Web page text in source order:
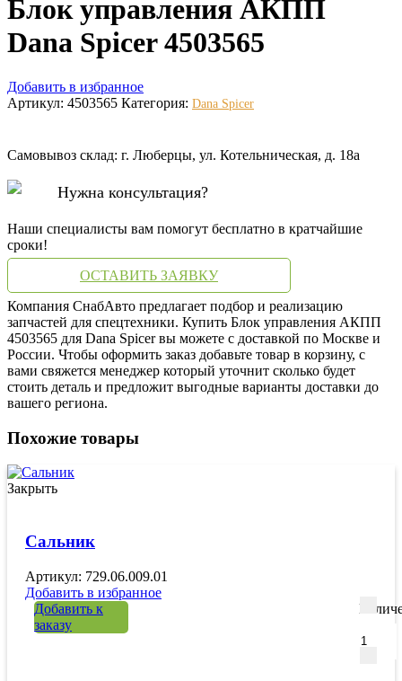
Блок управления АКПП
Dana Spicer 4503565
Добавить в избранное
Артикул: 4503565 Категория: Dana Spicer
Самовывоз склад: г. Люберцы, ул. Котельническая, д. 18а
Нужна консультация?
Наши специалисты вам помогут бесплатно в кратчайшие
сроки!
ОСТАВИТЬ ЗАЯВКУ
Компания СнабАвто предлагает подбор и реализацию
запчастей для спецтехники. Купить Блок управления АКПП
4503565 для Dana Spicer вы можете с доставкой по Москве и
России. Чтобы оформить заказ добавьте товар в корзину, с
вами свяжется менеджер который уточнит сколько будет
стоить деталь и предложит выгодные варианты доставки до
вашего региона.
Похожие товары
Закрыть
Сальник
Артикул: 729.06.009.01
Добавить в избранное
Добавить к
заказу